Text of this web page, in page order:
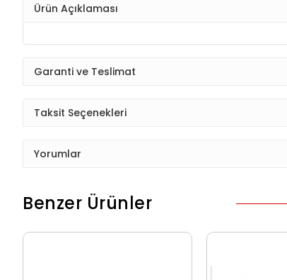
Ürün Açıklaması
Garanti ve Teslimat
Taksit Seçenekleri
Yorumlar
Benzer Ürünler